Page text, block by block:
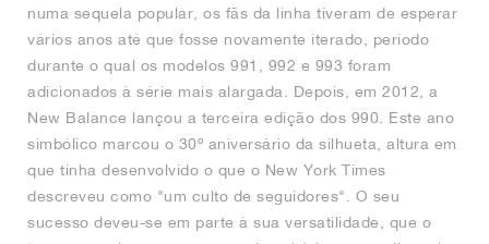
numa sequela popular, os fãs da linha tiveram de esperar
vários anos até que fosse novamente iterado, período
durante o qual os modelos 991, 992 e 993 foram
adicionados à série mais alargada. Depois, em 2012, a
New Balance lançou a terceira edição dos 990. Este ano
simbólico marcou o 30º aniversário da silhueta, altura em
que tinha desenvolvido o que o New York Times
descreveu como "um culto de seguidores". O seu
sucesso deveu-se em parte à sua versatilidade, que o